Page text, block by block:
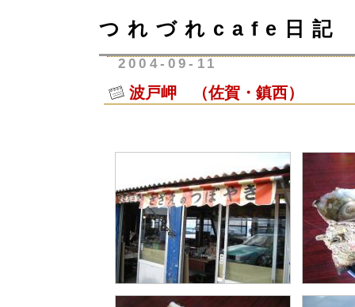
つれづれcafe日記
2004-09-11
波戸岬 （佐賀・鎮西）